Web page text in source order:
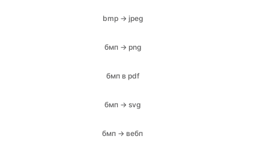
бмп в pdf
бмп → svg
бмп → вебп
cr2 → бмп
cr2 → джфиф